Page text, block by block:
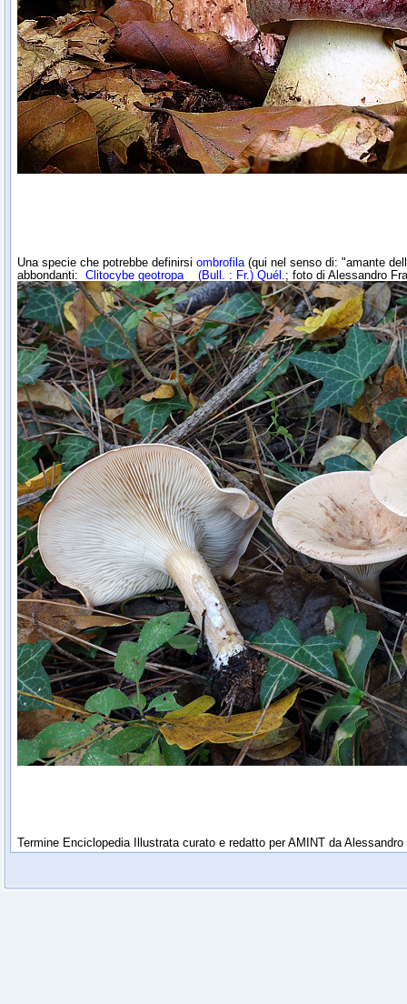
Una specie che potrebbe definirsi ombrofila(qui nel senso di: "amante
abbondanti: Clitocybe geotropa (Bull. : Fr.) Quél.; foto di Alessandro
Termine Enciclopedia Illustrata curato e redatto per AMINT da